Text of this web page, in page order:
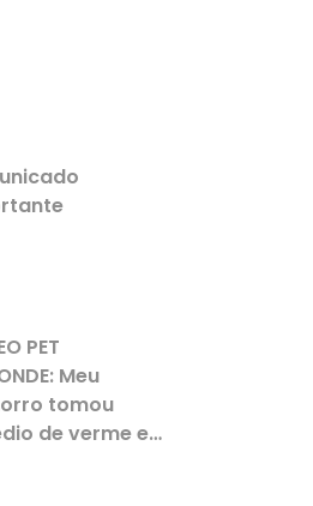
PET
Meu
tomou
de verme e